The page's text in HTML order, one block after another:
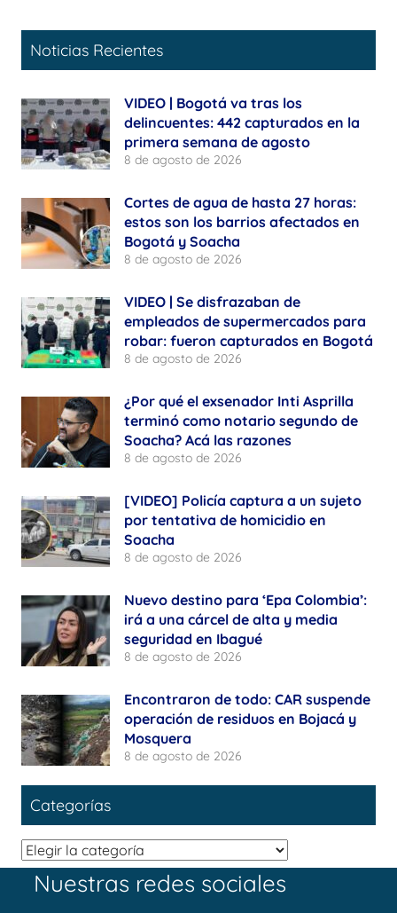
Noticias Recientes
VIDEO | Bogotá va tras los
delincuentes: 442 capturados en la
primera semana de agosto
8 de agosto de 2026
Cortes de agua de hasta 27 horas:
estos son los barrios afectados en
Bogotá y Soacha
8 de agosto de 2026
VIDEO | Se disfrazaban de
empleados de supermercados para
robar: fueron capturados en Bogotá
8 de agosto de 2026
¿Por qué el exsenador Inti Asprilla
terminó como notario segundo de
Soacha? Acá las razones
8 de agosto de 2026
[VIDEO] Policía captura a un sujeto
por tentativa de homicidio en
Soacha
8 de agosto de 2026
Nuevo destino para ‘Epa Colombia’:
irá a una cárcel de alta y media
seguridad en Ibagué
8 de agosto de 2026
Encontraron de todo: CAR suspende
operación de residuos en Bojacá y
Mosquera
8 de agosto de 2026
Categorías
Categorías
Nuestras redes sociales